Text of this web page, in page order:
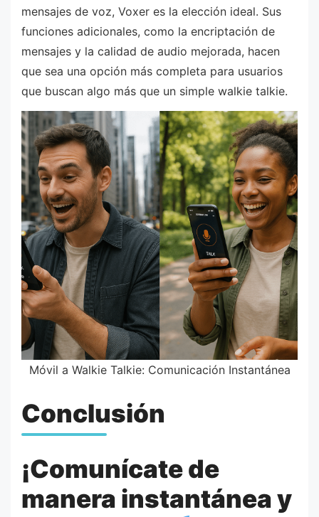
mensajes de voz, Voxer es la elección ideal. Sus
funciones adicionales, como la encriptación de
mensajes y la calidad de audio mejorada, hacen
que sea una opción más completa para usuarios
que buscan algo más que un simple walkie talkie.
Móvil a Walkie Talkie: Comunicación Instantánea
Conclusión
¡Comunícate de
manera instantánea y